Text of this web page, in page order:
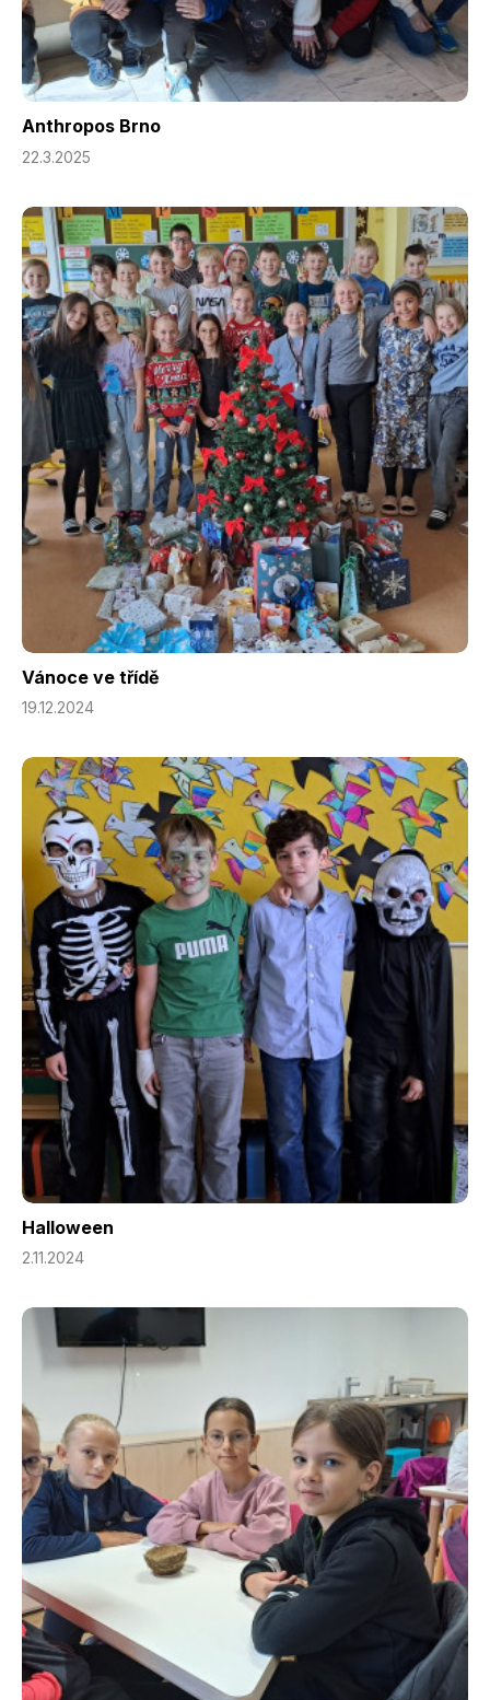
Anthropos Brno
22.3.2025
Vánoce ve třídě
19.12.2024
Halloween
2.11.2024